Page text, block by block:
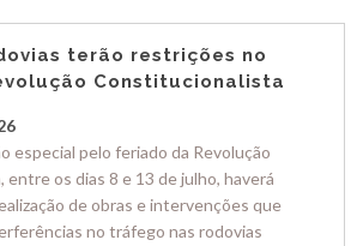
terão restrições no
Constitucionalista
especial pelo feriado da Revolução
os dias 8 e 13 de julho, haverá
de obras e intervenções que
no tráfego nas rodovias